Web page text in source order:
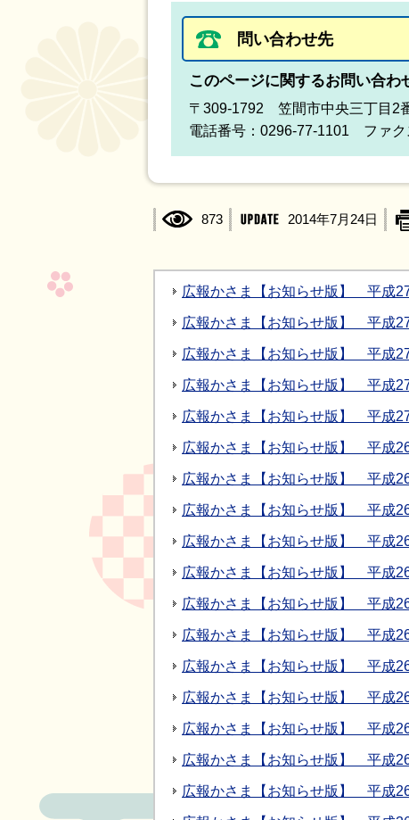
問い合わせ先
このページに関するお問い合わ
〒309-1792 笠間市中央三丁目2
電話番号：0296-77-1101 ファク
873 2014年7月24日
広報かさま【お知らせ版】 平成
広報かさま【お知らせ版】 平成
広報かさま【お知らせ版】 平成
広報かさま【お知らせ版】 平成
広報かさま【お知らせ版】 平成
広報かさま【お知らせ版】 平成
広報かさま【お知らせ版】 平成
広報かさま【お知らせ版】 平成
広報かさま【お知らせ版】 平成
広報かさま【お知らせ版】 平成
広報かさま【お知らせ版】 平成
広報かさま【お知らせ版】 平成
広報かさま【お知らせ版】 平成
広報かさま【お知らせ版】 平成
広報かさま【お知らせ版】 平成
広報かさま【お知らせ版】 平成
広報かさま【お知らせ版】 平成